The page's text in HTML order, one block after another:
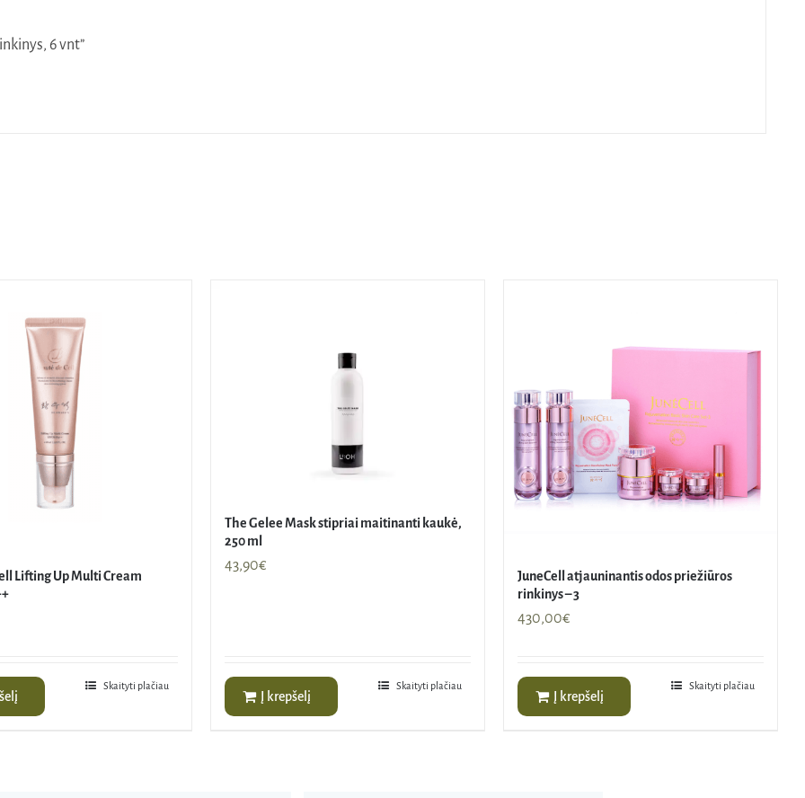
6 vnt”
Lifting Up Multi Cream
Skaityti plačiau
The Gelee Mask stipriai maitinanti kaukė,
250 ml
43,90€
Į krepšelį
Skaityti plačiau
JuneCell atjauninantis odos priežiūros
rinkinys – 3
430,00€
Į krepšelį
Skaityti plačiau